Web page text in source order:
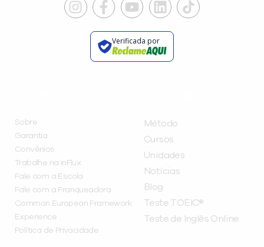
Verificada por
Sobre
Garantia
Convênios
Trabalhe na inFlux
Fale com a Escola
Fale com a Franqueadora
Common European Framework
Experience
Política de Privacidade
Método
Cursos
Unidades
Notícias
Blog
Teste TOEIC®
Teste de Inglês Online